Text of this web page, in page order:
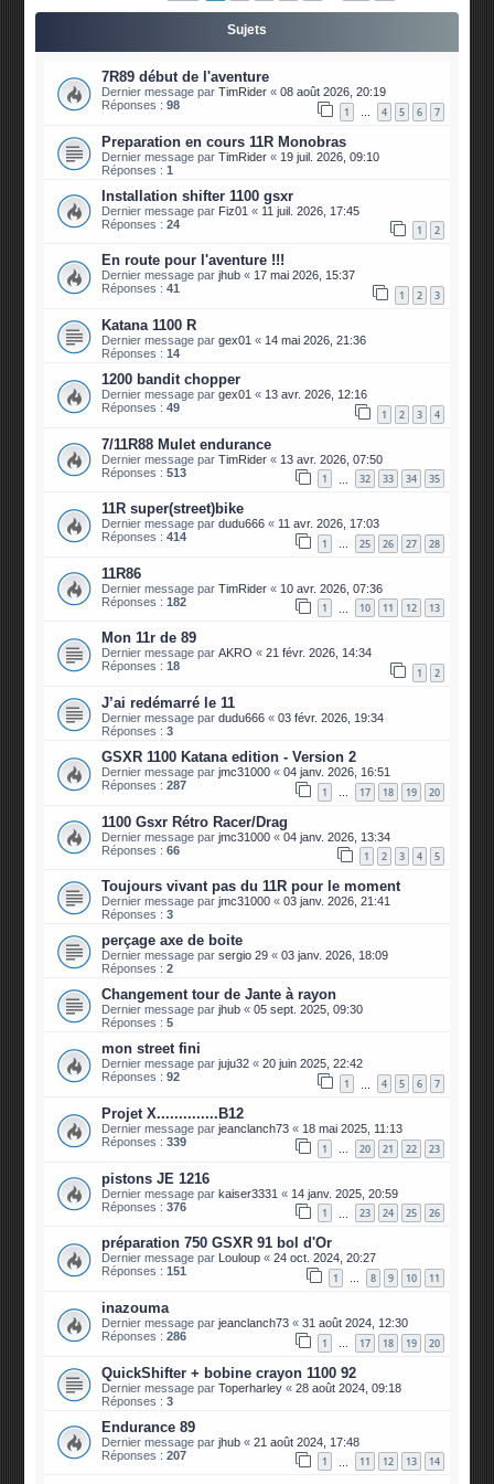
Sujets
7R89 début de l'aventure
Dernier message parTimRider «08 août 2026, 20:19
Réponses :98 1 … 4 5 6 7
Preparation en cours 11R Monobras
Dernier message parTimRider « 19 juil. 2026, 09:10
Réponses :1
Installation shifter 1100 gsxr
Dernier message par Fiz01 « 11 juil. 2026, 17:45
Réponses :24 1 2
En route pour l'aventure !!!
Dernier message parjhub « 17 mai 2026, 15:37
Réponses :41 1 2 3
Katana 1100 R
Dernier message pargex01 « 14 mai 2026, 21:36
Réponses :14
1200 bandit chopper
Dernier message pargex01 « 13 avr. 2026, 12:16
Réponses :49 1 2 3 4
7/11R88 Mulet endurance
Dernier message parTimRider « 13 avr. 2026, 07:50
Réponses :513 1 32 33 34 35
11R super(street)bike
Dernier message pardudu666 « 11 avr. 2026, 17:03
Réponses :414 1 … 25 26 27 28
11R86
Dernier message parTimRider « 10 avr. 2026, 07:36
Réponses :182 1 10 11 12 13
Mon 11r de 89
Dernier message parAKRO «21 févr. 2026, 14:34
Réponses :18 1 2
J’ai redémarré le 11
Dernier message pardudu666 «03 févr. 2026, 19:34
Réponses :3
GSXR 1100 Katana edition - Version 2
Dernier message parjmc31000 «04 janv. 2026, 16:51
Réponses :287 1 … 17 18 19 20
1100 Gsxr Rétro Racer/Drag
Dernier message parjmc31000 «04 janv. 2026, 13:34
Réponses :66 1 2 3 4 5
Toujours vivant pas du 11R pour le moment
Dernier message parjmc31000 «03 janv. 2026, 21:41
Réponses :3
perçage axe de boite
Dernier message parsergio 29 «03 janv. 2026, 18:09
Réponses :2
Changement tour de Jante à rayon
Dernier message parjhub «05 sept. 2025, 09:30
Réponses :5
mon street fini
Dernier message parjuju32 «20 juin 2025, 22:42
Réponses :92 1 4 5 6 7
Projet X..............B12
Dernier message parjeanclanch73 « 18 mai 2025, 11:13
Réponses :339 1 … 20 21 22 23
pistons JE 1216
Dernier message parkaiser3331 « 14 janv. 2025, 20:59
Réponses :376 1 23 24 25 26
préparation 750 GSXR 91 bol d'Or
Dernier message par Louloup «24 oct. 2024, 20:27
Réponses :151 1 … 8 9 10 11
inazouma
Dernier message parjeanclanch73 «31 août 2024, 12:30
Réponses :286 1 … 17 18 19 20
QuickShifter + bobine crayon 1100 92
Dernier message parToperharley «28 août 2024, 09:18
Réponses :3
Endurance 89
Dernier message parjhub «21 août 2024, 17:48
Réponses :207 1 11 12 13 14